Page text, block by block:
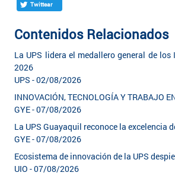
Twittear
Contenidos Relacionados
La UPS lidera el medallero general de
2026
UPS - 02/08/2026
INNOVACIÓN, TECNOLOGÍA Y TRABAJO
GYE - 07/08/2026
La UPS Guayaquil reconoce la excelencia
GYE - 07/08/2026
Ecosistema de innovación de la UPS
UIO - 07/08/2026